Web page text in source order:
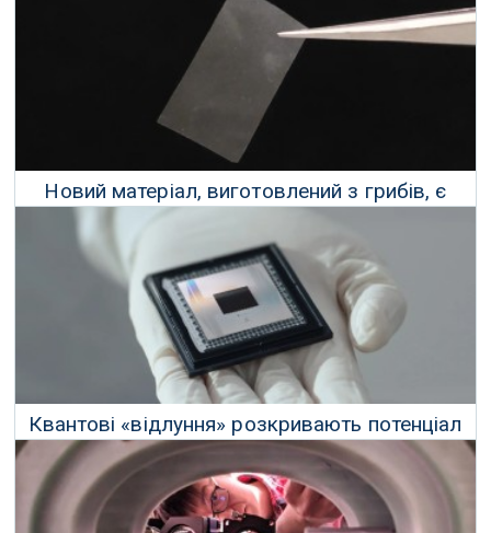
Новий матеріал, виготовлений з грибів, є
біорозкладним, їстівним... і живим
17 Травня 2025 р.
Квантові «відлуння» розкривають потенціал
квантового комп'ютера Google
27 Жовтня 2025 р.